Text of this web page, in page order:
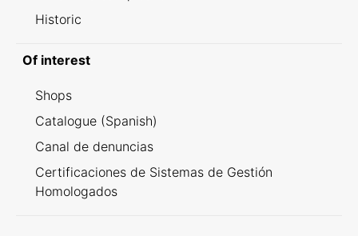
Historic
Of interest
Shops
Catalogue (Spanish)
Canal de denuncias
Certificaciones de Sistemas de Gestión
Homologados